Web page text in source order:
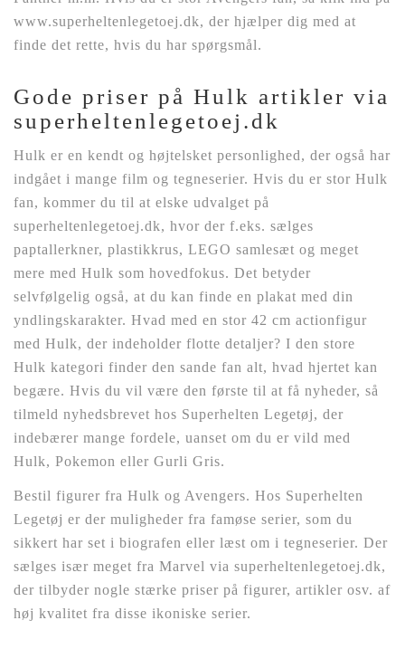
www.superheltenlegetoej.dk, der hjælper dig med at
finde det rette, hvis du har spørgsmål.
Gode priser på Hulk artikler via
superheltenlegetoej.dk
Hulk er en kendt og højtelsket personlighed, der også har
indgået i mange film og tegneserier. Hvis du er stor Hulk
fan, kommer du til at elske udvalget på
superheltenlegetoej.dk, hvor der f.eks. sælges
paptallerkner, plastikkrus, LEGO samlesæt og meget
mere med Hulk som hovedfokus. Det betyder
selvfølgelig også, at du kan finde en plakat med din
yndlingskarakter. Hvad med en stor 42 cm actionfigur
med Hulk, der indeholder flotte detaljer? I den store
Hulk kategori finder den sande fan alt, hvad hjertet kan
begære. Hvis du vil være den første til at få nyheder, så
tilmeld nyhedsbrevet hos Superhelten Legetøj, der
indebærer mange fordele, uanset om du er vild med
Hulk, Pokemon eller Gurli Gris.
Bestil figurer fra Hulk og Avengers. Hos Superhelten
Legetøj er der muligheder fra famøse serier, som du
sikkert har set i biografen eller læst om i tegneserier. Der
sælges især meget fra Marvel via superheltenlegetoej.dk,
der tilbyder nogle stærke priser på figurer, artikler osv. af
høj kvalitet fra disse ikoniske serier.